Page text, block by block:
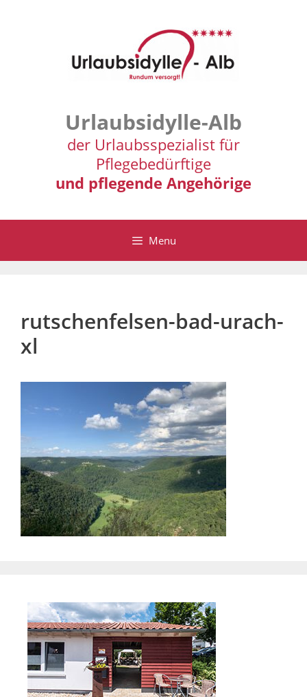
Urlaubsidylle-Alb
der Urlaubsspezialist für
Pflegebedürftige
und pflegende Angehörige
Menu
rutschenfelsen-bad-urach-
xl